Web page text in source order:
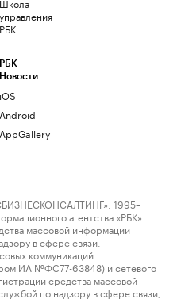
управления
РБК
РБК
Новости
iOS
Android
AppGallery
1995–
агентства «РБК»
массовой информации
в сфере связи,
коммуникаций
ИА №ФС77-63848) и сетевого
средства массовой
по надзору в сфере связи,